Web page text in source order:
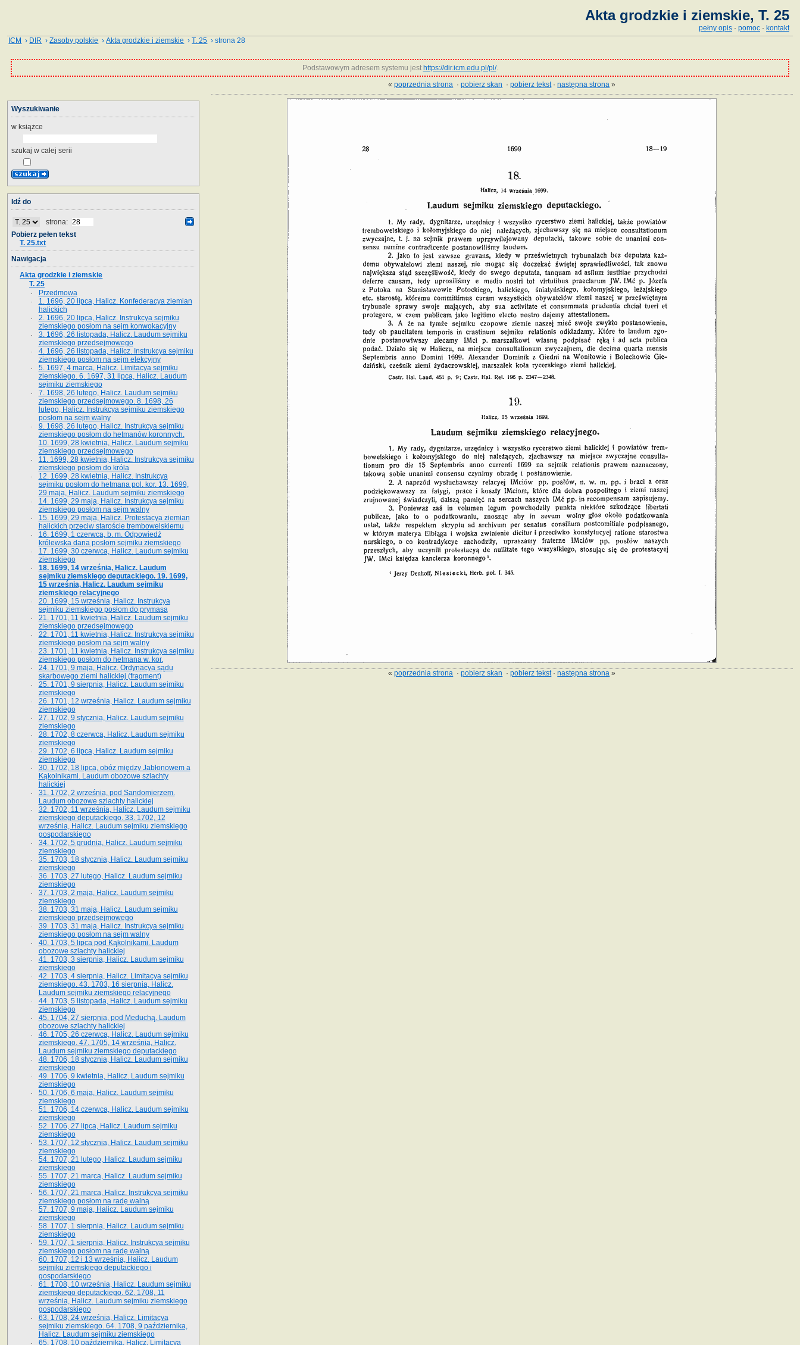
Akta grodzkie i ziemskie, T. 25
pełny opis · pomoc · kontakt
ICM › DIR ›Zasoby polskie ›Akta grodzkie i ziemskie ›T. 25 › strona 28
Podstawowym adresem systemu jest https://dir.icm.edu.pl/pl/.
«poprzednia strona ·pobierz skan ·pobierz tekst·następna strona »
«poprzednia strona ·pobierz skan ·pobierz tekst·następna strona »
Wyszukiwanie
w książce
szukaj w całej serii
Idź do
strona:
Pobierz pełen tekst
T. 25.txt
Nawigacja
Akta grodzkie i ziemskie
T. 25
Przedmowa
1. 1696, 20 lipca, Halicz. Konfederacya ziemian
halickich
2. 1696, 20 lipca, Halicz. Instrukcya sejmiku
ziemskiego posłom na sejm konwokacyjny
3. 1696, 26 listopada, Halicz. Laudum sejmiku
ziemskiego przedsejmowego
4. 1696, 26 listopada, Halicz. Instrukcya sejmiku
ziemskiego posłom na sejm elekcyjny
5. 1697, 4 marca, Halicz. Limitacya sejmiku
ziemskiego. 6. 1697, 31 lipca, Halicz. Laudum
sejmiku ziemskiego
7. 1698, 26 lutego, Halicz. Laudum sejmiku
ziemskiego przedsejmowego. 8. 1698, 26
lutego, Halicz. Instrukcya sejmiku ziemskiego
posłom na sejm walny
9. 1698, 26 lutego, Halicz. Instrukcya sejmiku
ziemskiego posłom do hetmanów koronnych.
10. 1699, 28 kwietnia, Halicz. Laudum sejmiku
ziemskiego przedsejmowego
11. 1699, 28 kwietnia, Halicz. Instrukcya sejmiku
ziemskiego posłom do króla
12. 1699, 28 kwietnia, Halicz. Instrukcya
sejmiku posłom do hetmana pol. kor. 13. 1699,
29 maja, Halicz. Laudum sejmiku ziemskiego
14. 1699, 29 maja, Halicz. Instrukcya sejmiku
ziemskiego posłom na sejm walny
15. 1699, 29 maja, Halicz. Protestacya ziemian
halickich przeciw staroście trembowelskiemu
16. 1699, 1 czerwca, b. m. Odpowiedź
królewska dana posłom sejmiku ziemskiego
17. 1699, 30 czerwca, Halicz. Laudum sejmiku
ziemskiego
18. 1699, 14 września, Halicz. Laudum
sejmiku ziemskiego deputackiego. 19. 1699,
15 września, Halicz. Laudum sejmiku
ziemskiego relacyjnego
20. 1699, 15 września, Halicz. Instrukcya
sejmiku ziemskiego posłom do prymasa
21. 1701, 11 kwietnia, Halicz. Laudum sejmiku
ziemskiego przedsejmowego
22. 1701, 11 kwietnia, Halicz. Instrukcya sejmiku
ziemskiego posłom na sejm walny
23. 1701, 11 kwietnia, Halicz. Instrukcya sejmiku
ziemskiego posłom do hetmana w. kor.
24. 1701, 9 maja, Halicz. Ordynacya sądu
skarbowego ziemi halickiej (fragment)
25. 1701, 9 sierpnia, Halicz. Laudum sejmiku
ziemskiego
26. 1701, 12 września, Halicz. Laudum sejmiku
ziemskiego
27. 1702, 9 stycznia, Halicz. Laudum sejmiku
ziemskiego
28. 1702, 8 czerwca, Halicz. Laudum sejmiku
ziemskiego
29. 1702, 6 lipca, Halicz. Laudum sejmiku
ziemskiego
30. 1702, 18 lipca, obóz między Jabłonowem a
Kąkolnikami. Laudum obozowe szlachty
halickiej
31. 1702, 2 września, pod Sandomierzem.
Laudum obozowe szlachty halickiej
32. 1702, 11 września, Halicz. Laudum sejmiku
ziemskiego deputackiego. 33. 1702, 12
września, Halicz. Laudum sejmiku ziemskiego
gospodarskiego
34. 1702, 5 grudnia, Halicz. Laudum sejmiku
ziemskiego
35. 1703, 18 stycznia, Halicz. Laudum sejmiku
ziemskiego
36. 1703, 27 lutego, Halicz. Laudum sejmiku
ziemskiego
37. 1703, 2 maja, Halicz. Laudum sejmiku
ziemskiego
38. 1703, 31 maja, Halicz. Laudum sejmiku
ziemskiego przedsejmowego
39. 1703, 31 maja, Halicz. Instrukcya sejmiku
ziemskiego posłom na sejm walny
40. 1703, 5 lipca pod Kąkolnikami. Laudum
obozowe szlachty halickiej
41­. 1703, 3 sierpnia, Halicz. Laudum sejmiku
ziemskiego
42. 1703, 4 sierpnia, Halicz. Limitacya sejmiku
ziemskiego. 43. 1703, 16 sierpnia, Halicz.
Laudum sejmiku ziemskiego relacyjnego
44. 1703, 5 listopada, Halicz. Laudum sejmiku
ziemskiego
45. 1704, 27 sierpnia, pod Meduchą. Laudum
obozowe szlachty halickiej
46. 1705, 26 czerwca, Halicz. Laudum sejmiku
ziemskiego. 47. 1705, 14 września, Halicz.
Laudum sejmiku ziemskiego deputackiego
48. 1706, 18 stycznia, Halicz. Laudum sejmiku
ziemskiego
49. 1706, 9 kwietnia, Halicz. Laudum sejmiku
ziemskiego
50. 1706, 6 maja, Halicz. Laudum sejmiku
ziemskiego
51. 1706, 14 czerwca, Halicz. Laudum sejmiku
ziemskiego
52. 1706, 27 lipca, Halicz. Laudum sejmiku
ziemskiego
53. 1707, 12 stycznia, Halicz. Laudum sejmiku
ziemskiego
54. 1707, 21 lutego, Halicz. Laudum sejmiku
ziemskiego
55. 1707, 21 marca, Halicz. Laudum sejmiku
ziemskiego
56. 1707, 21 marca, Halicz. Instrukcya sejmiku
ziemskiego posłom na radę walną
57. 1707, 9 maja, Halicz. Laudum sejmiku
ziemskiego
58. 1707, 1 sierpnia, Halicz. Laudum sejmiku
ziemskiego
59. 1707, 1 sierpnia, Halicz. Instrukcya sejmiku
ziemskiego posłom na radę walną
60. 1707, 12 i 13 września, Halicz. Laudum
sejmiku ziemskiego deputackiego i
gospodarskiego
61. 1708, 10 września, Halicz. Laudum sejmiku
ziemskiego deputackiego. 62. 1708, 11
września, Halicz. Laudum sejmiku ziemskiego
gospodarskiego
63. 1708, 24 września, Halicz. Limitacya
sejmiku ziemskiego. 64. 1708, 9 października,
Halicz. Laudum sejmiku ziemskiego
65­. 1708, 10 października, Halicz. Limitacya